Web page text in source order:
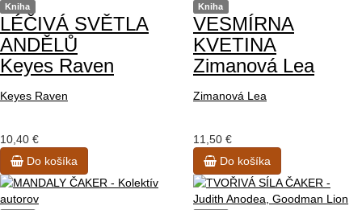
Kniha
LÉČIVÁ SVĚTLA
ANDĚLŮ
Keyes Raven
Keyes Raven
10,40 €
Do košíka
Kniha
VESMÍRNA
KVETINA
Zimanová Lea
Zimanová Lea
11,50 €
Do košíka